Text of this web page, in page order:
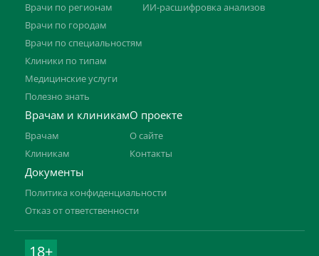
Врачи по регионам
Врачи по городам
Врачи по специальностям
Клиники по типам
Медицинские услуги
Полезно знать
ИИ-расшифровка анализов
Врачам и клиникам
Врачам
Клиникам
О проекте
О сайте
Контакты
Документы
Политика конфиденциальности
Отказ от ответственности
18+